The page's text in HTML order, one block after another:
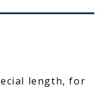
length, for